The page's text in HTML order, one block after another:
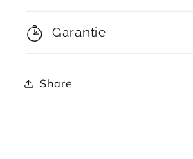
Garantie
Share